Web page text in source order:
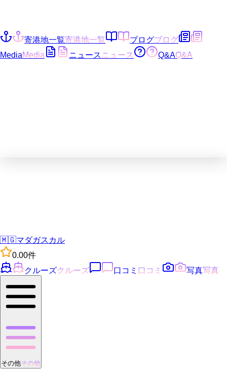
寄港地一覧寄港地一覧 ブログブログ
MediaMedia ニュース ニュース Q&AQ&A
🇲🇬マダガスカル
0.00件
クルーズクルーズ 口コミ 口コミ 写真写真
その他その他